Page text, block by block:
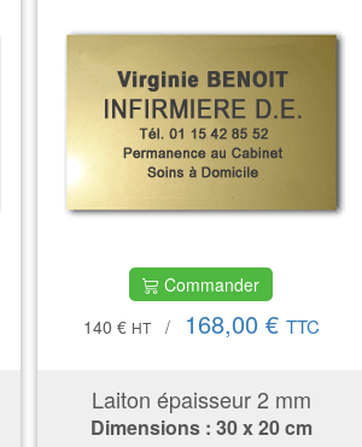
Commander
140 € HT / 168,00 € TTC
Laiton épaisseur 2 mm
Dimensions : 30 x 20 cm